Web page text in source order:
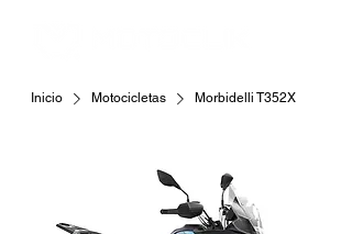
Inicio Motocicletas Morbidelli T352X